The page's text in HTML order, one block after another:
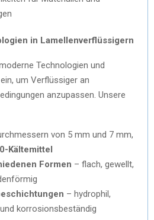
in Lamellenverflüssigern
Technologien und
um Verflüssiger an
anzupassen. Unsere
von 5 mm und 7 mm,
Kältemittel
Formen – flach, gewellt,
– hydrophil,
korrosionsbeständig